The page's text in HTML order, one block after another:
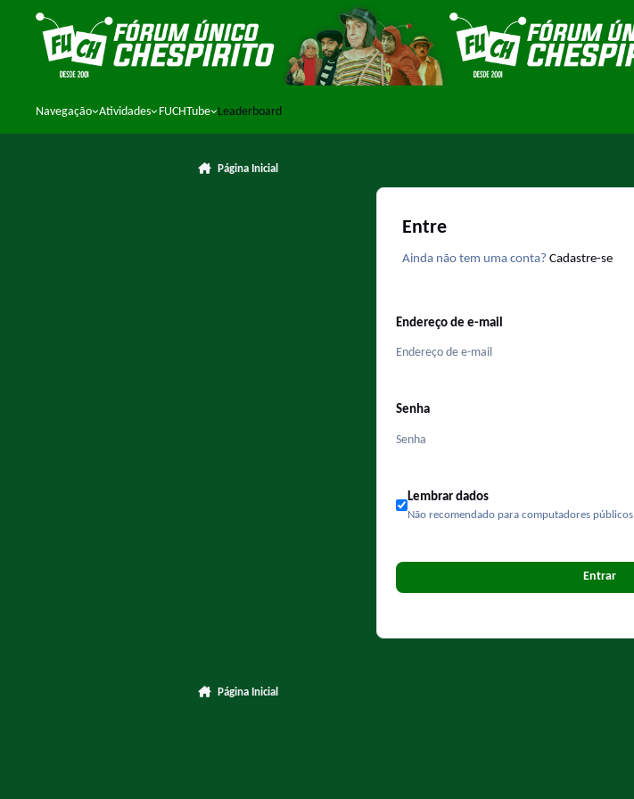
Ir para conteúdo
Navegação Atividades FUCHTube Leaderboard
Página Inicial
Entre
Ainda não tem uma conta? Cadastre-se
Endereço de e-mail
Senha
Lembrar dados
Não recomendado para computadores públicos
Entrar
Página Inicial